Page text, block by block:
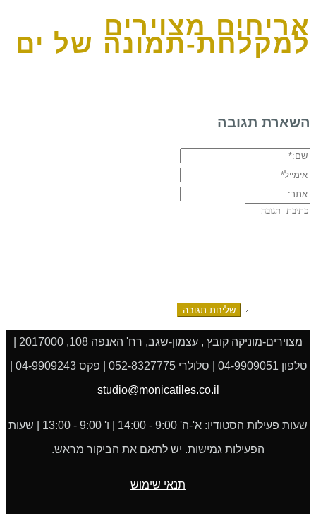
אריחים מצוירים
למקלחת-תמונה של ים
השארת תגובה
שם:*
אימייל*
אתר:
תגובה:
טלפון 04-9909051 | סלולרי 052-8327775 | פקס 04-9909243 |
studio@monicatiles.co.il
שעות פעילות הסטודיו: א'-ה' 9:00 - 14:00 | ו' 9:00 - 13:00 | שעות
הפעילות גמישות. יש לתאם את הביקור מראש.
תנאי שימוש